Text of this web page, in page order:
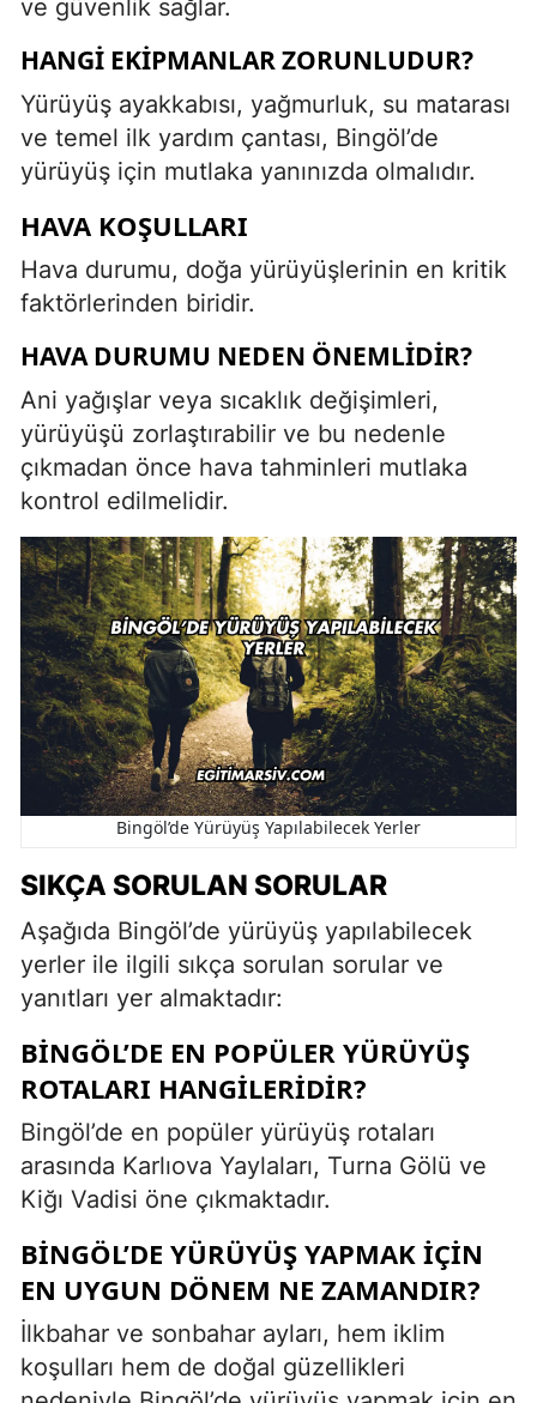
ve güvenlik sağlar.
HANGI EKIPMANLAR ZORUNLUDUR?
Yürüyüş ayakkabısı, yağmurluk, su matarası
ve temel ilk yardım çantası, Bingöl’de
yürüyüş için mutlaka yanınızda olmalıdır.
HAVA KOŞULLARI
Hava durumu, doğa yürüyüşlerinin en kritik
faktörlerinden biridir.
HAVA DURUMU NEDEN ÖNEMLIDIR?
Ani yağışlar veya sıcaklık değişimleri,
yürüyüşü zorlaştırabilir ve bu nedenle
çıkmadan önce hava tahminleri mutlaka
kontrol edilmelidir.
Bingöl’de Yürüyüş Yapılabilecek Yerler
SIKÇA SORULAN SORULAR
Aşağıda Bingöl’de yürüyüş yapılabilecek
yerler ile ilgili sıkça sorulan sorular ve
yanıtları yer almaktadır:
BINGÖL’DE EN POPÜLER YÜRÜYÜŞ
ROTALARI HANGILERIDIR?
Bingöl’de en popüler yürüyüş rotaları
arasında Karlıova Yaylaları, Turna Gölü ve
Kiğı Vadisi öne çıkmaktadır.
BINGÖL’DE YÜRÜYÜŞ YAPMAK IÇIN
EN UYGUN DÖNEM NE ZAMANDIR?
İlkbahar ve sonbahar ayları, hem iklim
koşulları hem de doğal güzellikleri